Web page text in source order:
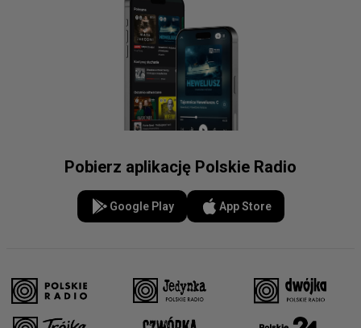
Pobierz aplikację Polskie Radio
Google Play App Store